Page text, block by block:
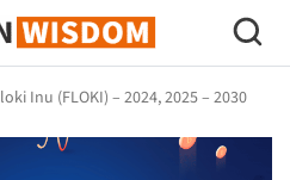
do Bitcoin
Inu (FLOKI) – 2024, 2025 – 2030